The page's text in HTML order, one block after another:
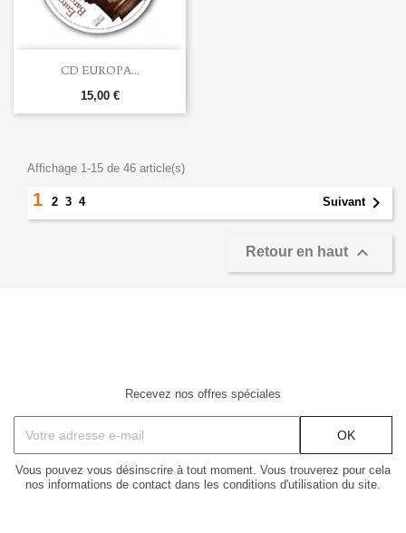
CD EUROPA...
15,00 €
Affichage 1-15 de 46 article(s)
1 2 3 4 Suivant
Retour en haut 
Recevez nos offres spéciales
Vous pouvez vous désinscrire à tout moment. Vous trouverez pour cela
nos informations de contact dans les conditions d'utilisation du site.